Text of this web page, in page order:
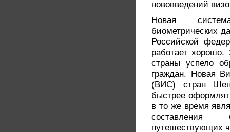
нововведений
Новая
биометрических
Российской
работает
страны успело
граждан. Новая
(ВИС) стран
быстрее
в то же время
путешествующих